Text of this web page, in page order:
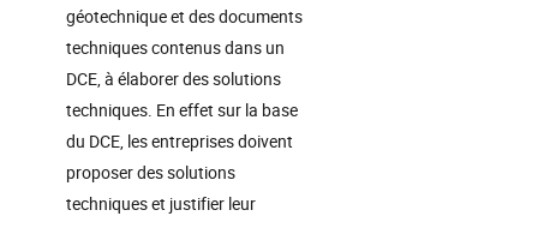
géotechnique et des documents
techniques contenus dans un
DCE, à élaborer des solutions
techniques. En effet sur la base
du DCE, les entreprises doivent
proposer des solutions
techniques et justifier leur